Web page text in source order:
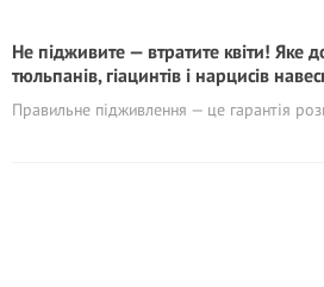
Не підживите — втратите квіти! Яке
тюльпанів, гіацинтів і нарцисів
Правильне підживлення — це гарантія